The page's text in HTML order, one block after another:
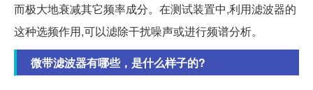
而极大地衰减其它频率成分。在测试装置中,利用滤波器的
这种选频作用,可以滤除干扰噪声或进行频谱分析。
微带滤波器有哪些，是什么样子的?